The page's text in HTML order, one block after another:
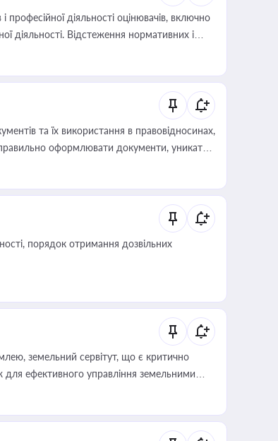
діяльності оцінювачів, включно
діяльності. Відстеження нормативних і
під час оподаткування,
оціночної діяльності
та їх використання в правовідносинах,
оформлювати документи, уникати
порядок отримання дозвільних
земельний сервітут, що є критично
ефективного управління земельними